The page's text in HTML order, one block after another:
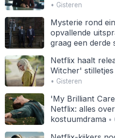
• Gisteren
Mysterie rond
opvallende
graag een derde
Netflix haalt
Witcher'
• Gisteren
'My Brilliant
Netflix: alles
kostuumdrama•